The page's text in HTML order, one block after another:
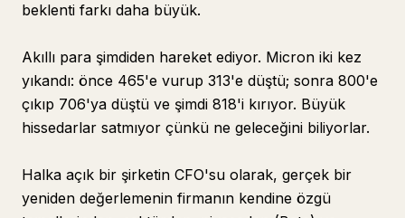
beklenti farkı daha büyük.
Akıllı para şimdiden hareket ediyor. Micron iki kez
yıkandı: önce 465'e vurup 313'e düştü; sonra 800'e
çıkıp 706'ya düştü ve şimdi 818'i kırıyor. Büyük
hissedarlar satmıyor çünkü ne geleceğini biliyorlar.
Halka açık bir şirketin CFO'su olarak, gerçek bir
yeniden değerlemenin firmanın kendine özgü